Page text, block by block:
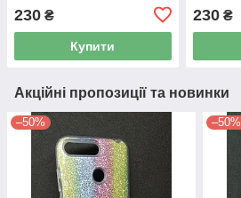
230 ₴
Купити
230₴
Акційні пропозиції та новинки
–50% –50%